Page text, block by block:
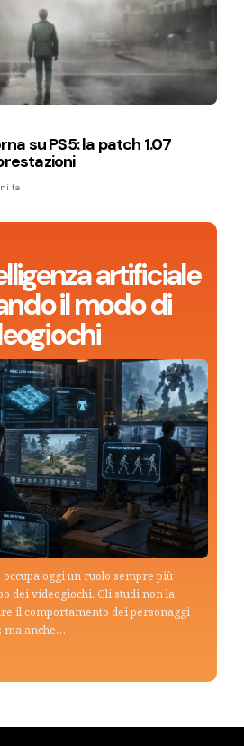
artificiale
il modo di
oggi un ruolo sempre più
dei videogiochi. Gli studi non la
il comportamento dei personaggi
ma anche…
su PS5: la patch 1.07
fa